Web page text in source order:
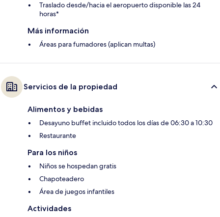
Traslado desde/hacia el aeropuerto disponible las 24
horas*
Más información
Áreas para fumadores (aplican multas)
Servicios de la propiedad
Alimentos y bebidas
Desayuno buffet incluido todos los días de 06:30 a 10:30
Restaurante
Para los niños
Niños se hospedan gratis
Chapoteadero
Área de juegos infantiles
Actividades